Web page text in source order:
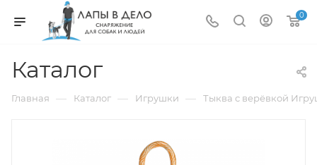
0
Каталог
Главная — Каталог — Игрушки — Тыква с верёвкой